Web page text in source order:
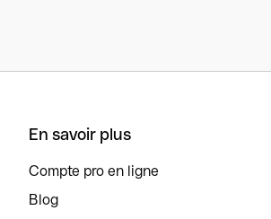
En savoir plus
Compte pro en ligne
Blog